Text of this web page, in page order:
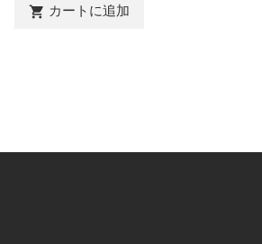
shopping_cart カートに追加